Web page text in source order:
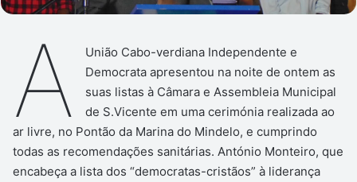
A
União Cabo-verdiana Independente e
Democrata apresentou na noite de ontem as
suas listas à Câmara e Assembleia Municipal
de S.Vicente em uma cerimónia realizada ao
ar livre, no Pontão da Marina do Mindelo, e cumprindo
todas as recomendações sanitárias. António Monteiro, que
encabeça a lista dos “democratas-cristãos” à liderança